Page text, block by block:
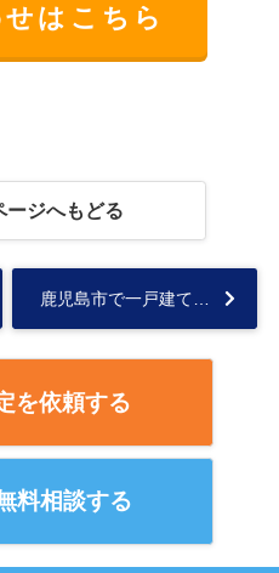
はこちら
ージへもどる
を依頼する
料相談する